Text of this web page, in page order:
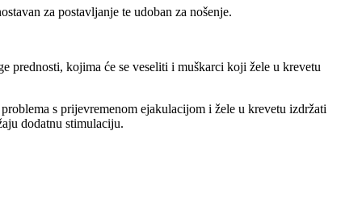
za postavljanje te udoban za nošenje.
prednosti, kojima će se veseliti i muškarci koji žele u krevetu
s prijevremenom ejakulacijom i žele u krevetu izdržati
dodatnu stimulaciju.